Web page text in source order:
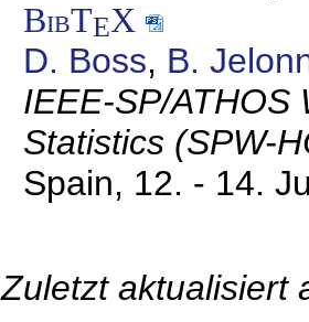
BibTEX
D. Boss, B.
IEEE-SP/ATHOS
Statistics (SPW-
Spain, 12. - 14.
Zuletzt aktualisiert